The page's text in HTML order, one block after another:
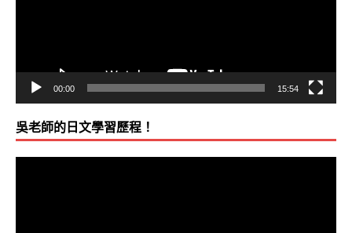
00:00 15:54
吳老師的日文學習歷程！